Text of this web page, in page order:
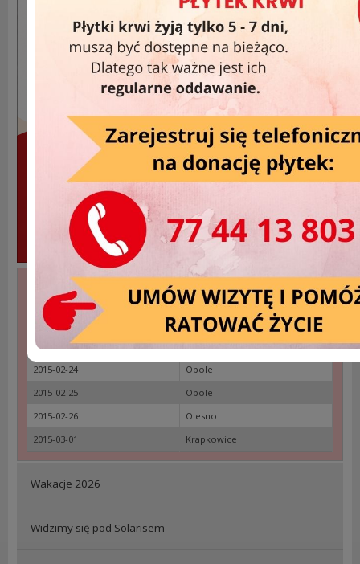
Akcje Wyjazdowe »
DATA
MIEJSCOWOŚĆ
2015-02-24
Namysłów
2015-02-24
Opole
2015-02-25
Opole
2015-02-26
Olesno
2015-03-01
Krapkowice
Wakacje 2026
Widzimy się pod Solarisem